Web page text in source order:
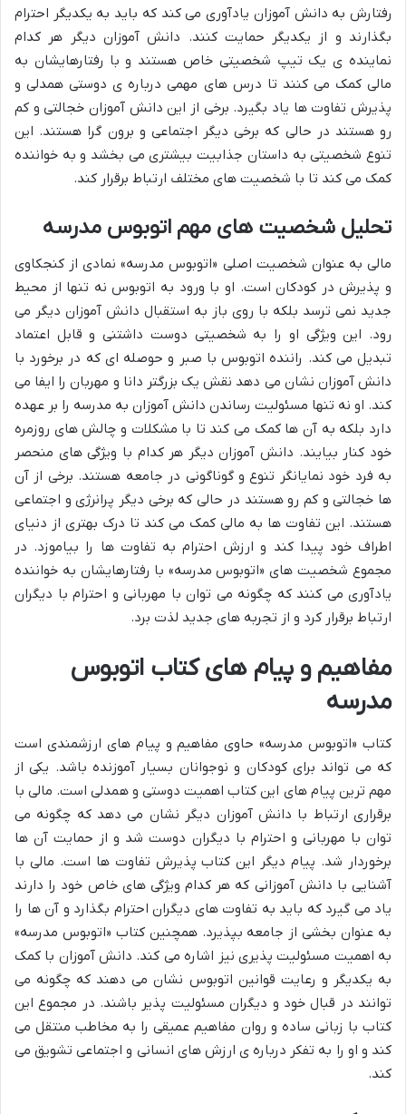
رفتارش به دانش آموزان یادآوری می کند که باید به یکدیگر احترام
بگذارند و از یکدیگر حمایت کنند. دانش آموزان دیگر هر کدام
نماینده ی یک تیپ شخصیتی خاص هستند و با رفتارهایشان به
مالی کمک می کنند تا درس های مهمی درباره ی دوستی همدلی و
پذیرش تفاوت ها یاد بگیرد. برخی از این دانش آموزان خجالتی و کم
رو هستند در حالی که برخی دیگر اجتماعی و برون گرا هستند. این
تنوع شخصیتی به داستان جذابیت بیشتری می بخشد و به خواننده
کمک می کند تا با شخصیت های مختلف ارتباط برقرار کند.
تحلیل شخصیت های مهم اتوبوس مدرسه
مالی به عنوان شخصیت اصلی «اتوبوس مدرسه» نمادی از کنجکاوی
و پذیرش در کودکان است. او با ورود به اتوبوس نه تنها از محیط
جدید نمی ترسد بلکه با روی باز به استقبال دانش آموزان دیگر می
رود. این ویژگی او را به شخصیتی دوست داشتنی و قابل اعتماد
تبدیل می کند. راننده اتوبوس با صبر و حوصله ای که در برخورد با
دانش آموزان نشان می دهد نقش یک بزرگتر دانا و مهربان را ایفا می
کند. او نه تنها مسئولیت رساندن دانش آموزان به مدرسه را بر عهده
دارد بلکه به آن ها کمک می کند تا با مشکلات و چالش های روزمره
خود کنار بیایند. دانش آموزان دیگر هر کدام با ویژگی های منحصر
به فرد خود نمایانگر تنوع و گوناگونی در جامعه هستند. برخی از آن
ها خجالتی و کم رو هستند در حالی که برخی دیگر پرانرژی و اجتماعی
هستند. این تفاوت ها به مالی کمک می کند تا درک بهتری از دنیای
اطراف خود پیدا کند و ارزش احترام به تفاوت ها را بیاموزد. در
مجموع شخصیت های «اتوبوس مدرسه» با رفتارهایشان به خواننده
یادآوری می کنند که چگونه می توان با مهربانی و احترام با دیگران
ارتباط برقرار کرد و از تجربه های جدید لذت برد.
مفاهیم و پیام های کتاب اتوبوس
مدرسه
کتاب «اتوبوس مدرسه» حاوی مفاهیم و پیام های ارزشمندی است
که می تواند برای کودکان و نوجوانان بسیار آموزنده باشد. یکی از
مهم ترین پیام های این کتاب اهمیت دوستی و همدلی است. مالی با
برقراری ارتباط با دانش آموزان دیگر نشان می دهد که چگونه می
توان با مهربانی و احترام با دیگران دوست شد و از حمایت آن ها
برخوردار شد. پیام دیگر این کتاب پذیرش تفاوت ها است. مالی با
آشنایی با دانش آموزانی که هر کدام ویژگی های خاص خود را دارند
یاد می گیرد که باید به تفاوت های دیگران احترام بگذارد و آن ها را
به عنوان بخشی از جامعه بپذیرد. همچنین کتاب «اتوبوس مدرسه»
به اهمیت مسئولیت پذیری نیز اشاره می کند. دانش آموزان با کمک
به یکدیگر و رعایت قوانین اتوبوس نشان می دهند که چگونه می
توانند در قبال خود و دیگران مسئولیت پذیر باشند. در مجموع این
کتاب با زبانی ساده و روان مفاهیم عمیقی را به مخاطب منتقل می
کند و او را به تفکر درباره ی ارزش های انسانی و اجتماعی تشویق می
کند.